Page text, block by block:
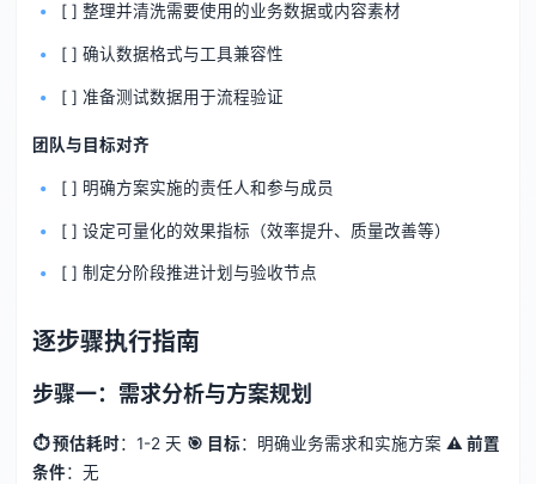
[ ] 整理并清洗需要使用的业务数据或内容素材
[ ] 确认数据格式与工具兼容性
[ ] 准备测试数据用于流程验证
团队与目标对齐
[ ] 明确方案实施的责任人和参与成员
[ ] 设定可量化的效果指标（效率提升、质量改善等）
[ ] 制定分阶段推进计划与验收节点
逐步骤执行指南
步骤一：需求分析与方案规划
⏱ 预估耗时：1-2 天 🎯 目标：明确业务需求和实施方案 ⚠️ 前置
条件：无